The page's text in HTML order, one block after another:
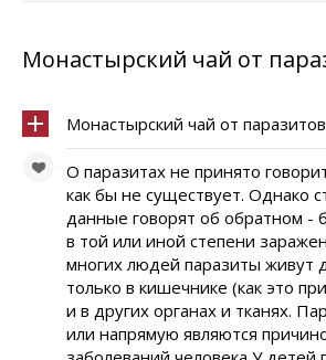
Монастырский чай от
Монастырский чай от паразитов
О паразитах не принято
как бы не существует. Однако
данные говорят об обратном -
в той или иной степени
многих людей паразиты живут
только в кишечнике (как это
и в других органах и тканях.
или напрямую являются